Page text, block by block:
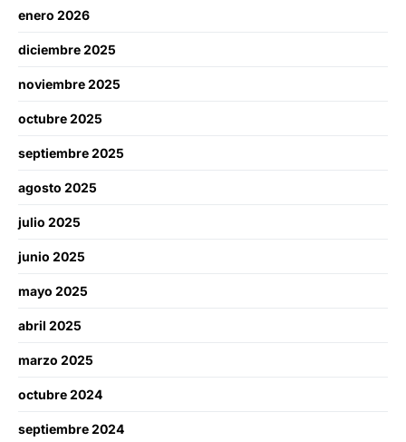
enero 2026
diciembre 2025
noviembre 2025
octubre 2025
septiembre 2025
agosto 2025
julio 2025
junio 2025
mayo 2025
abril 2025
marzo 2025
octubre 2024
septiembre 2024